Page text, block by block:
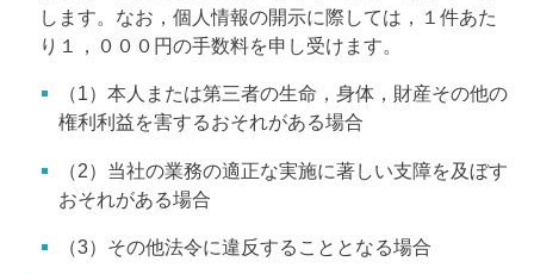
します。なお，個人情報の開示に際しては，１件あた
り１，０００円の手数料を申し受けます。
（1）本人または第三者の生命，身体，財産その他の
権利利益を害するおそれがある場合
（2）当社の業務の適正な実施に著しい支障を及ぼす
おそれがある場合
（3）その他法令に違反することとなる場合